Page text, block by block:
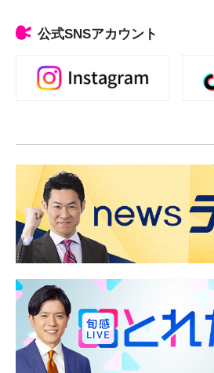
公式SNSアカウント